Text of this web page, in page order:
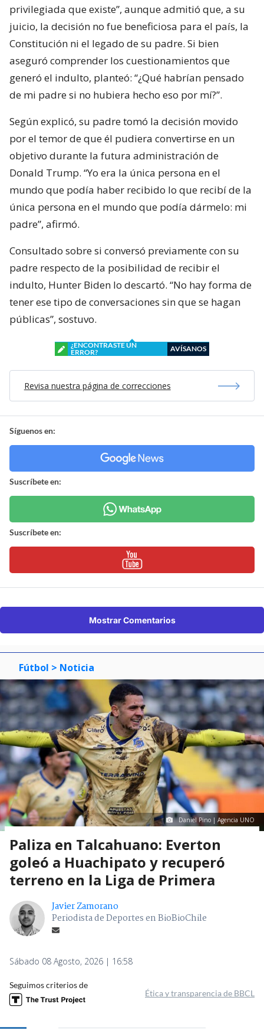
privilegiada que existe”, aunque admitió que, a su
juicio, la decisión no fue beneficiosa para el país, la
Constitución ni el legado de su padre. Si bien
aseguró comprender los cuestionamientos que
generó el indulto, planteó: “¿Qué habrían pensado
de mi padre si no hubiera hecho eso por mí?”.
Según explicó, su padre tomó la decisión movido
por el temor de que él pudiera convertirse en un
objetivo durante la futura administración de
Donald Trump. “Yo era la única persona en el
mundo que podía haber recibido lo que recibí de la
única persona en el mundo que podía dármelo: mi
padre”, afirmó.
Consultado sobre si conversó previamente con su
padre respecto de la posibilidad de recibir el
indulto, Hunter Biden lo descartó. “No hay forma de
tener ese tipo de conversaciones sin que se hagan
públicas”, sostuvo.
¿ENCONTRASTE UN
ERROR?
AVÍSANOS
Revisa nuestra página de correcciones
Síguenos en:
Suscríbete en:
Suscríbete en:
Mostrar Comentarios
Fútbol > Noticia
Daniel Pino | Agencia UNO
Paliza en Talcahuano: Everton
goleó a Huachipato y recuperó
terreno en la Liga de Primera
Javier Zamorano
Periodista de Deportes en BioBioChile
Sábado 08 Agosto, 2026 | 16:58
Seguimos criterios de
Ética y transparencia de BBCL